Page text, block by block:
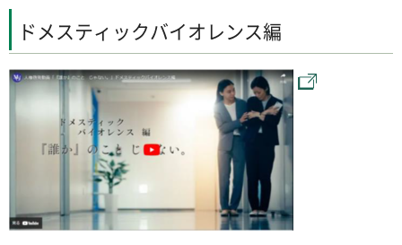
ドメスティックバイオレンス編